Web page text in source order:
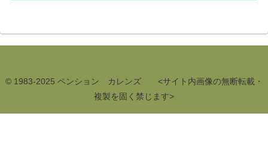
© 1983-2025 ペンション カレンズ <サイト内画像の無断転載・
複製を固く禁じます>